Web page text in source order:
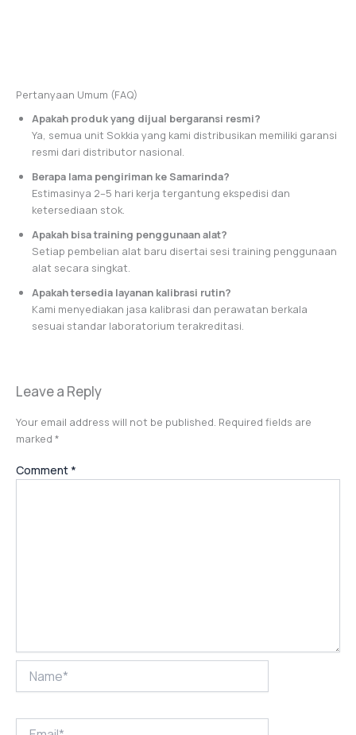
Pertanyaan Umum (FAQ)
Apakah produk yang dijual bergaransi resmi?
Ya, semua unit Sokkia yang kami distribusikan memiliki garansi
resmi dari distributor nasional.
Berapa lama pengiriman ke Samarinda?
Estimasinya 2–5 hari kerja tergantung ekspedisi dan
ketersediaan stok.
Apakah bisa training penggunaan alat?
Setiap pembelian alat baru disertai sesi training penggunaan
alat secara singkat.
Apakah tersedia layanan kalibrasi rutin?
Kami menyediakan jasa kalibrasi dan perawatan berkala
sesuai standar laboratorium terakreditasi.
Leave a Reply
Your email address will not be published. Required fields are
marked *
Comment *